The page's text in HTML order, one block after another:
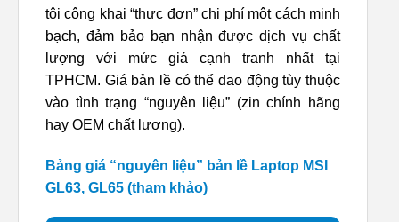
tôi công khai “thực đơn” chi phí một cách minh
bạch, đảm bảo bạn nhận được dịch vụ chất
lượng với mức giá cạnh tranh nhất tại
TPHCM. Giá bản lề có thể dao động tùy thuộc
vào tình trạng “nguyên liệu” (zin chính hãng
hay OEM chất lượng).
Bảng giá “nguyên liệu” bản lề Laptop MSI
GL63, GL65 (tham khảo)